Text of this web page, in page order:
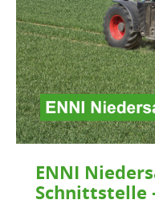
ENNI
Schnittstelle